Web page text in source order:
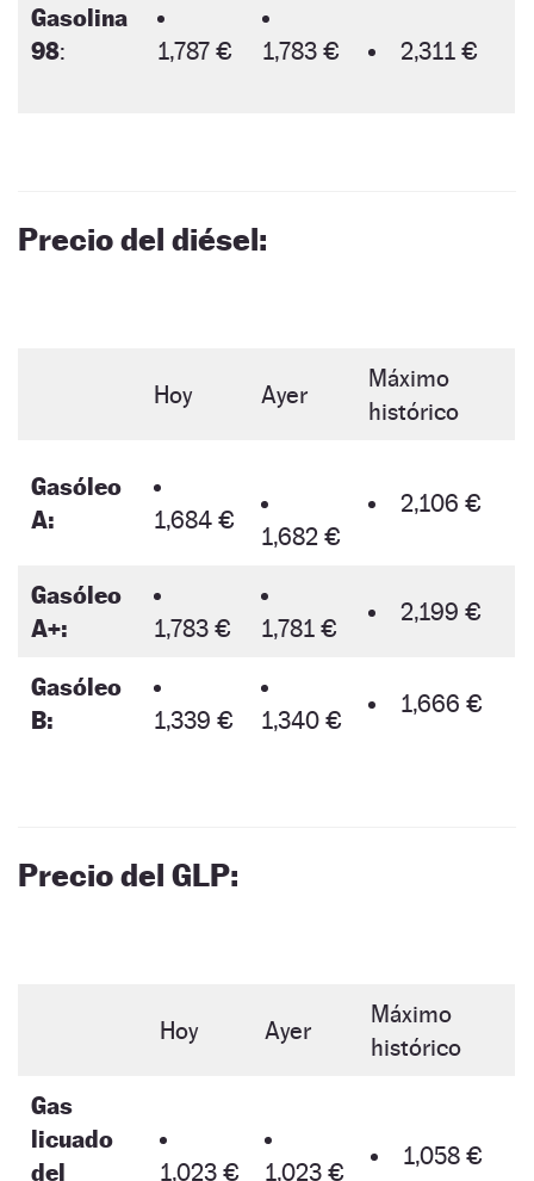
Gasolina
98: 1,787 € 1,783 € 2,311 €
Precio del diésel:
Hoy Ayer
Máximo
histórico
Gasóleo
A:
1,684 €
1,682 €
2,106 €
Gasóleo
A+:
1,783 € 1,781 €
2,199 €
Gasóleo
B:
1,339 € 1,340 €
1,666 €
Precio del GLP:
Hoy Ayer
Máximo
histórico
Gas
licuado
del
1,023 € 1,023 €
1,058 €